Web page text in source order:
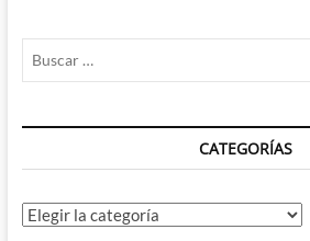
CATEGORÍAS
Categorías